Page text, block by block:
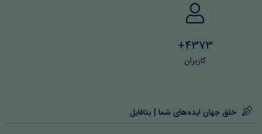
4373+
کاربران
خلق جهان ایده‌های شما | بتافایل